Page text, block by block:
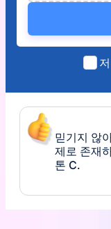
틴더에는
진을 여기
믿기지 않
제로 존재
톤 C.